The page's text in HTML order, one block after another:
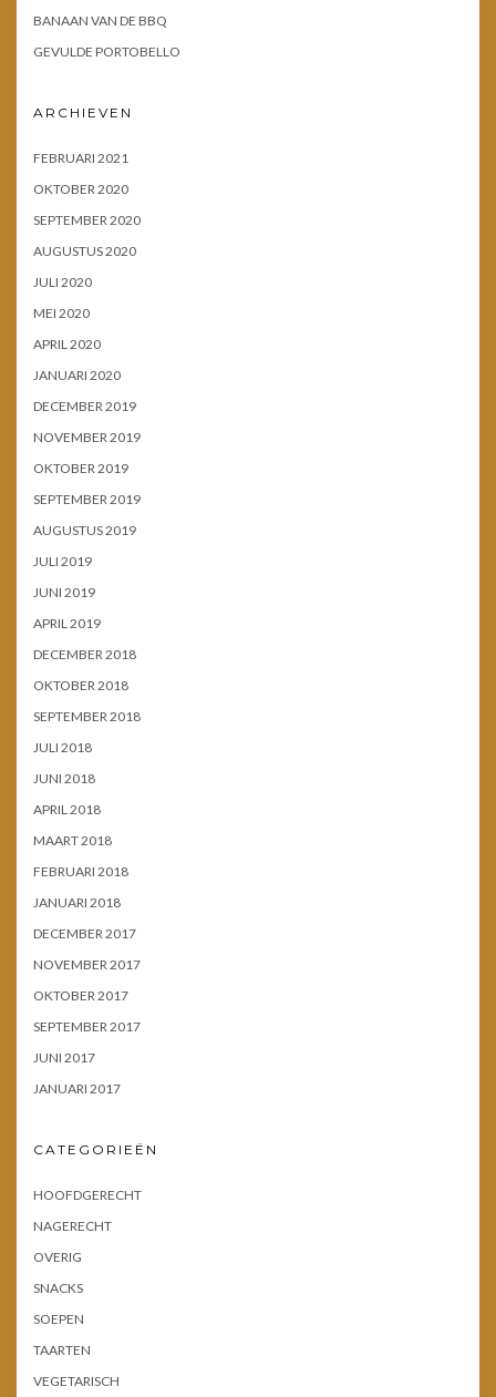
BANAAN VAN DE BBQ
GEVULDE PORTOBELLO
ARCHIEVEN
FEBRUARI 2021
OKTOBER 2020
SEPTEMBER 2020
AUGUSTUS 2020
JULI 2020
MEI 2020
APRIL 2020
JANUARI 2020
DECEMBER 2019
NOVEMBER 2019
OKTOBER 2019
SEPTEMBER 2019
AUGUSTUS 2019
JULI 2019
JUNI 2019
APRIL 2019
DECEMBER 2018
OKTOBER 2018
SEPTEMBER 2018
JULI 2018
JUNI 2018
APRIL 2018
MAART 2018
FEBRUARI 2018
JANUARI 2018
DECEMBER 2017
NOVEMBER 2017
OKTOBER 2017
SEPTEMBER 2017
JUNI 2017
JANUARI 2017
CATEGORIEËN
HOOFDGERECHT
NAGERECHT
OVERIG
SNACKS
SOEPEN
TAARTEN
VEGETARISCH